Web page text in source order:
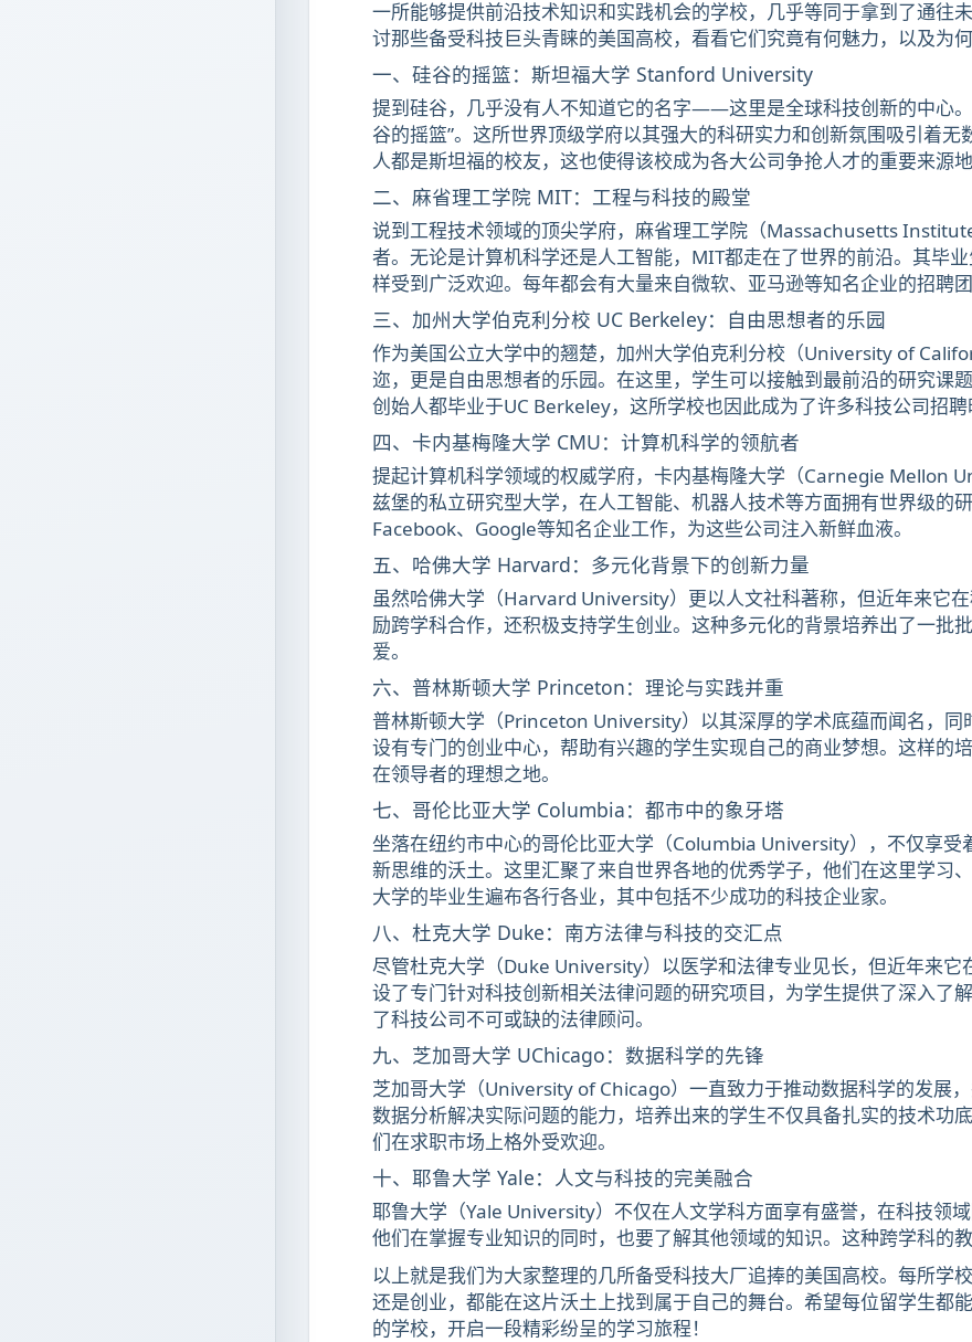
一所能够提供前沿技术知识和实践机会的学校，几乎等同于拿到了通往
讨那些备受科技巨头青睐的美国高校，看看它们究竟有何魅力，以及为
一、硅谷的摇篮：斯坦福大学 Stanford University
提到硅谷，几乎没有人不知道它的名字——这里是全球科技创新的中心
谷的摇篮”。这所世界顶级学府以其强大的科研实力和创新氛围吸引着
人都是斯坦福的校友，这也使得该校成为各大公司争抢人才的重要来源地
二、麻省理工学院 MIT：工程与科技的殿堂
说到工程技术领域的顶尖学府，麻省理工学院（Massachusetts
者。无论是计算机科学还是人工智能，MIT都走在了世界的前沿。其毕
样受到广泛欢迎。每年都会有大量来自微软、亚马逊等知名企业的招聘
三、加州大学伯克利分校 UC Berkeley：自由思想者的乐园
作为美国公立大学中的翘楚，加州大学伯克利分校（University of
迩，更是自由思想者的乐园。在这里，学生可以接触到最前沿的研究课
创始人都毕业于UC Berkeley，这所学校也因此成为了许多科技公司招聘
四、卡内基梅隆大学 CMU：计算机科学的领航者
提起计算机科学领域的权威学府，卡内基梅隆大学（Carnegie Mellon
兹堡的私立研究型大学，在人工智能、机器人技术等方面拥有世界级的
Facebook、Google等知名企业工作，为这些公司注入新鲜血液。
五、哈佛大学 Harvard：多元化背景下的创新力量
虽然哈佛大学（Harvard University）更以人文社科著称，但近年来它
励跨学科合作，还积极支持学生创业。这种多元化的背景培养出了一批
爱。
六、普林斯顿大学 Princeton：理论与实践并重
普林斯顿大学（Princeton University）以其深厚的学术底蕴而闻名，
设有专门的创业中心，帮助有兴趣的学生实现自己的商业梦想。这样的
在领导者的理想之地。
七、哥伦比亚大学 Columbia：都市中的象牙塔
坐落在纽约市中心的哥伦比亚大学（Columbia University），不仅享受
新思维的沃土。这里汇聚了来自世界各地的优秀学子，他们在这里学习
大学的毕业生遍布各行各业，其中包括不少成功的科技企业家。
八、杜克大学 Duke：南方法律与科技的交汇点
尽管杜克大学（Duke University）以医学和法律专业见长，但近年来
设了专门针对科技创新相关法律问题的研究项目，为学生提供了深入了
了科技公司不可或缺的法律顾问。
九、芝加哥大学 UChicago：数据科学的先锋
芝加哥大学（University of Chicago）一直致力于推动数据科学的发展
数据分析解决实际问题的能力，培养出来的学生不仅具备扎实的技术功
们在求职市场上格外受欢迎。
十、耶鲁大学 Yale：人文与科技的完美融合
耶鲁大学（Yale University）不仅在人文学科方面享有盛誉，在科技领
他们在掌握专业知识的同时，也要了解其他领域的知识。这种跨学科的
以上就是我们为大家整理的几所备受科技大厂追捧的美国高校。每所学
还是创业，都能在这片沃土上找到属于自己的舞台。希望每位留学生都
的学校，开启一段精彩纷呈的学习旅程！